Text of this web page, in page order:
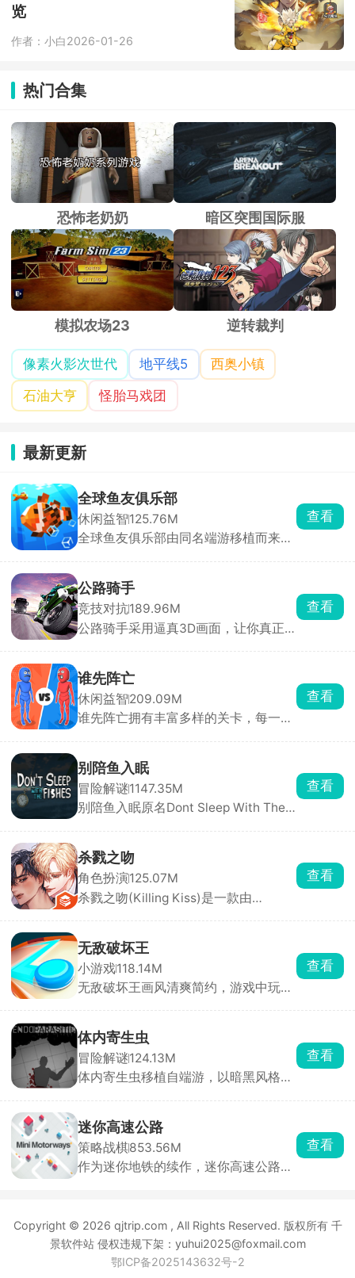
览
作者：小白2026-01-26
热门合集
恐怖老奶奶 暗区突围国际服
模拟农场23 逆转裁判
像素火影次世代 地平线5
西奥小镇
石油大亨
怪胎马戏团
最新更新
全球鱼友俱乐部
休闲益智125.76M
全球鱼友俱乐部由同名端游移植而来，
考，你只需要钓起各种各样的小鱼，解
锁图鉴，还能让同种鱼群繁殖后代。超
多鱼缸主题任你挑选，搭配丰富装饰物
打造专属水族箱，画面精致、氛围温馨
查看
公路骑手
竞技对抗189.96M
公路骑手采用逼真3D画面，让你真正
业模式与任务挑战，带来沉浸式驾驶体
验。你将驾驶摩托车在城市与公路上高
速穿行，通过超车、逆向驾驶赚取分数
与现金，车速越快得分越高。赚取的奖
查看
谁先阵亡
休闲益智209.09M
谁先阵亡拥有丰富多样的关卡，每一关
自由匹配不同对手，操控火柴人移动、
投掷武器展开激烈对战，可使用的武器
道具十分丰富，木棒、火箭炮、手雷等
应有尽有。游戏目标简单直接，就是先
查看
别陪鱼入眠
冒险解谜1147.35M
别陪鱼入眠原名Dont Sleep With The
Steam移植至手机端的末日恐怖生存游
戏。游戏采用PSX复古低多边形风格，
以第一人称视角展开。玩家扮演一名船
长，船只正在沉没，你只有60秒的逃生
逃生。
查看
杀戮之吻
角色扮演125.07M
杀戮之吻(Killing Kiss)是一款由
的危险世界中求生，同时与多位性格迥
异的男性角色建立亲密关系。游戏采用
分支叙事机制，每一次对话选项都至关
重要，将直接影响角色关系走向与最终
查看
无敌破坏王
小游戏118.14M
无敌破坏王画风清爽简约，游戏中玩家
击碎则直接判定失败。看起来轻松简
单，实则每一局都是攻防博弈，你需要
灵活规划攻击路径，同时时刻警惕对手
的反击。快速反应与精准操作缺一不
查看
体内寄生虫
冒险解谜124.13M
体内寄生虫移植自端游，以暗黑风格的
在吞噬你的身体，而你只剩一只手臂可
以使用。为了活下去，你必须深入阴暗
的实验室，搜寻止血绷带和驱虫疫苗来
压制体内的寄生虫，同时收集枪械弹
查看
迷你高速公路
策略战棋853.56M
作为迷你地铁的续作，迷你高速公路延
事故，确保城市高效运转。游戏中，玩
家自由绘制道路，一键连接房屋建筑，
构建完善公路网，让城市焕发繁华生
机。随着道路增多，需适时调整规划。
查看
Copyright © 2026 qjtrip.com , All Rights Reserved. 版权所有 千
景软件站 侵权违规下架：yuhui2025@foxmail.com
鄂ICP备2025143632号-2